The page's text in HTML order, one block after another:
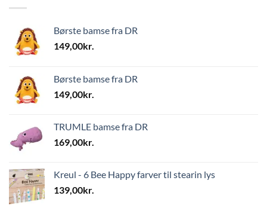
Børste bamse fra DR
149,00kr.
Børste bamse fra DR
149,00kr.
TRUMLE bamse fra DR
169,00kr.
Kreul - 6 Bee Happy farver til stearin lys
139,00kr.